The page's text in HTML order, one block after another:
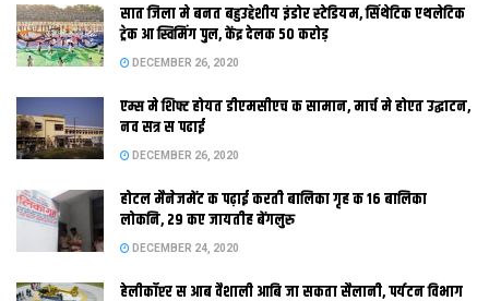
प्रताडऩा स तंग प्रवासी उतरल सड़क पर, पांच थाना क्षेत्र मे कफ्र्यू
लुधियाना। लुधियाना शहर क विभिन्न हिस्सा मे पिछला किछु दिन स बिहारी
सात जिला मे बनत बहुउद्देशीय इंडोर स्‍टेडि‍यम, सिंथेटिक एथलेटिक
ट्रेक आ स्विमिंग पुल, केंद्र देलक 50 करोड़
DECEMBER 26, 2020
एम्स मे शिफ्ट होयत डीएमसीएच क सामान, मार्च मे होएत उद्घाटन,
नव सत्र स पढाई
DECEMBER 26, 2020
होटल मैनेजमेंट क पढ़ाई करती बालिका गृह क 16 बालिका
लोकनि, 29 कए जायतीह बेंगलुरु
DECEMBER 24, 2020
हेलीकॉप्टर स आब वैशाली आबि जा सकता सैलानी, पर्यटन विभाग